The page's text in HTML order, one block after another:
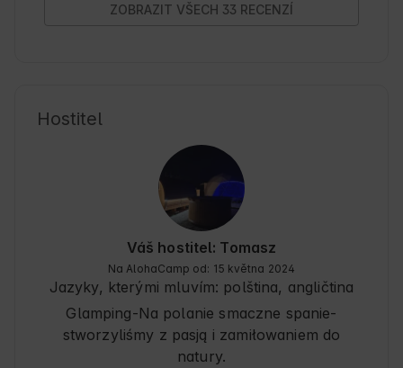
ogródka: świerze ogórki,  pomidory i
domowe i przytulne. Domki fajnie wpisują sie w
różnego rodzaju ptaki i sarny które czasem
podchodzą nieśmiało w okolice glampingu co
dla nas bylo zaletą bo można bylo podziwiać te
piękne zwierzęta. Dodatkowo jest możliwość
skorzystania z balii lub sauny. Napewno jescze
tam wrócimy i będziemy polecać.
ZOBRAZIT VŠECH 33 RECENZÍ
Hostitel
Váš hostitel: Tomasz
Na AlohaCamp od: 15 května 2024
Jazyky, kterými mluvím: polština, angličtina
Glamping-Na polanie smaczne spanie-
stworzyliśmy z pasją i zamiłowaniem do
natury.